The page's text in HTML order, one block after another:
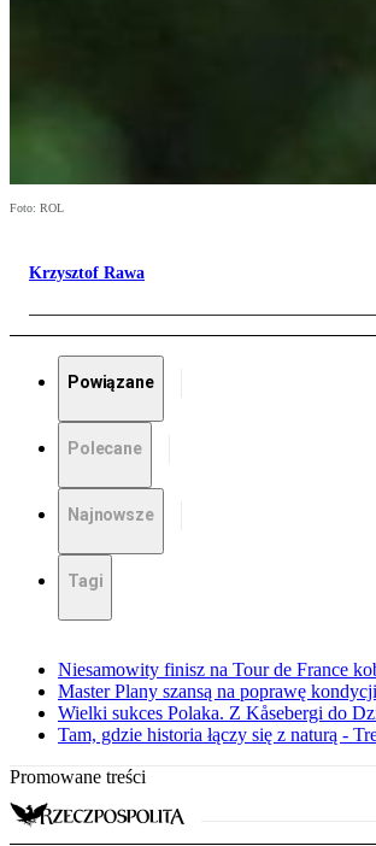
Foto: ROL
Krzysztof Rawa
Powiązane
Polecane
Najnowsze
Tagi
Niesamowity finisz na Tour de France
Master Plany szansą na poprawę
Wielki sukces Polaka. Z Kåsebergi do
Tam, gdzie historia łączy się z naturą -
Promowane treści